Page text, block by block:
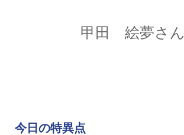
甲田 絵夢さん
今日の特異点